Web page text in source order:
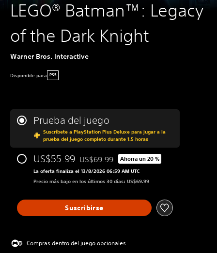
LEGO® Batman™: Legacy
of the Dark Knight
Warner Bros. Interactive
Disponible para PS5
Prueba del juego
Suscríbete a PlayStation Plus Deluxe para jugar a la
prueba del juego completo durante 1.5 horas
US$55.99 Rebajado del precio original de US$69.99
US$69.99 Ahorra un 20 %
La oferta finaliza el 13/8/2026 06:59 AM UTC
Precio más bajo en los últimos 30 días: US$69.99
Suscribirse
Compras dentro del juego opcionales